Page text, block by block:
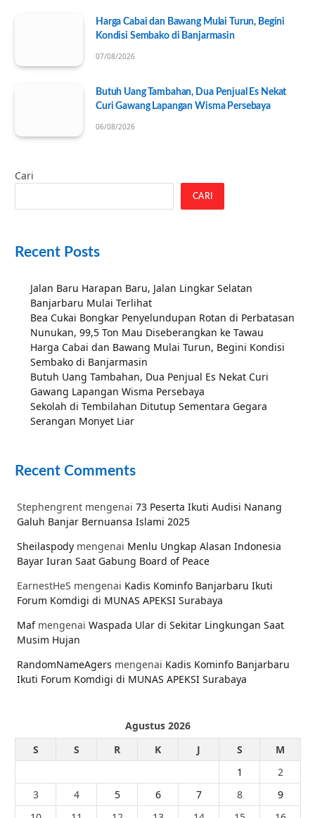
Harga Cabai dan Bawang Mulai Turun, Begini
Kondisi Sembako di Banjarmasin
07/08/2026
Butuh Uang Tambahan, Dua Penjual Es Nekat
Curi Gawang Lapangan Wisma Persebaya
06/08/2026
Cari
CARI
Recent Posts
Jalan Baru Harapan Baru, Jalan Lingkar Selatan
Banjarbaru Mulai Terlihat
Bea Cukai Bongkar Penyelundupan Rotan di Perbatasan
Nunukan, 99,5 Ton Mau Diseberangkan ke Tawau
Harga Cabai dan Bawang Mulai Turun, Begini Kondisi
Sembako di Banjarmasin
Butuh Uang Tambahan, Dua Penjual Es Nekat Curi
Gawang Lapangan Wisma Persebaya
Sekolah di Tembilahan Ditutup Sementara Gegara
Serangan Monyet Liar
Recent Comments
Stephengrent mengenai 73 Peserta Ikuti Audisi Nanang
Galuh Banjar Bernuansa Islami 2025
Sheilaspody mengenai Menlu Ungkap Alasan Indonesia
Bayar Iuran Saat Gabung Board of Peace
EarnestHeS mengenai Kadis Kominfo Banjarbaru Ikuti
Forum Komdigi di MUNAS APEKSI Surabaya
Mafmengenai Waspada Ular di Sekitar Lingkungan Saat
Musim Hujan
RandomNameAgers mengenai Kadis Kominfo Banjarbaru
Ikuti Forum Komdigi di MUNAS APEKSI Surabaya
Agustus 2026
S
S R K J S
M
1
2
3
4 5 6 7 8
9